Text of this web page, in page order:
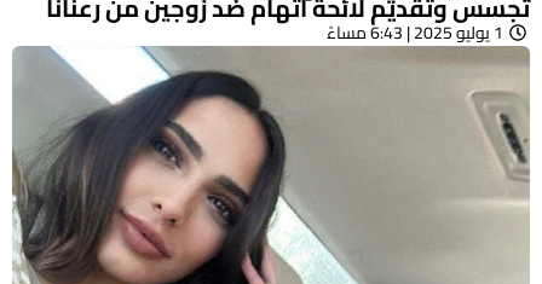
1 يوليو 2025 | 6:43 مساءً